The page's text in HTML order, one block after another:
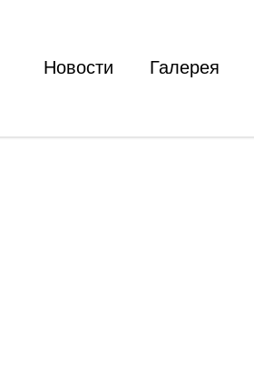
Новости Галерея